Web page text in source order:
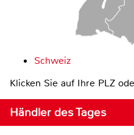
Schweiz
Klicken Sie auf Ihre PLZ
Händler des Tages